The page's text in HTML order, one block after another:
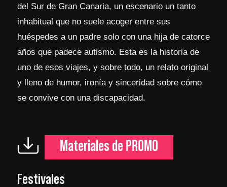
del Sur de Gran Canaria, un escenario un tanto
inhabitual que no suele acoger entre sus
huéspedes a un padre solo con una hija de catorce
años que padece autismo. Esta es la historia de
uno de esos viajes, y sobre todo, un relato original
y lleno de humor, ironía y sinceridad sobre cómo
se convive con una discapacidad.
Materiales de PROMO
Festivales